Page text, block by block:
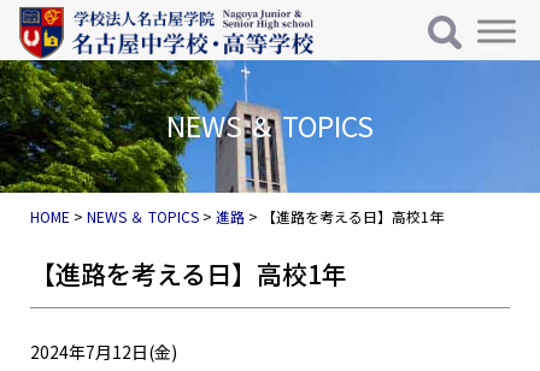
コンテンツへスキップ
メインナビゲーション
NEWS ＆ TOPICS
HOME >NEWS ＆ TOPICS >進路 > 【進路を考える日】高校1年
【進路を考える日】高校1年
2024年7月12日(金)